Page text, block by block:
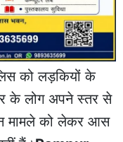
को लड़कियों के
के लोग अपने स्तर से
मामले को लेकर आस